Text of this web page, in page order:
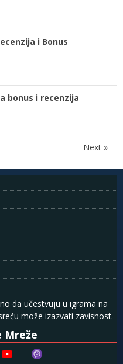
i Bonus
bonus i recenzija
Next »
da učestvuju u igrama na
može izazvati zavisnost.
Mreže